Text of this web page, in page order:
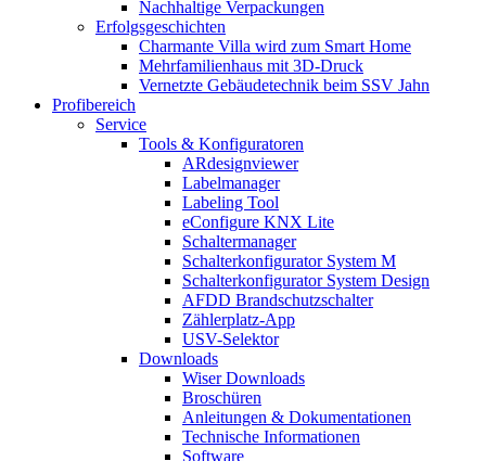
Nachhaltige Verpackungen
Erfolgsgeschichten
Charmante Villa wird zum Smart Home
Mehrfamilienhaus mit 3D-Druck
Vernetzte Gebäudetechnik beim SSV Jahn
Profibereich
Service
Tools & Konfiguratoren
ARdesignviewer
Labelmanager
Labeling Tool
eConfigure KNX Lite
Schaltermanager
Schalterkonfigurator System M
Schalterkonfigurator System Design
AFDD Brandschutzschalter
Zählerplatz-App
USV-Selektor
Downloads
Wiser Downloads
Broschüren
Anleitungen & Dokumentationen
Technische Informationen
Software